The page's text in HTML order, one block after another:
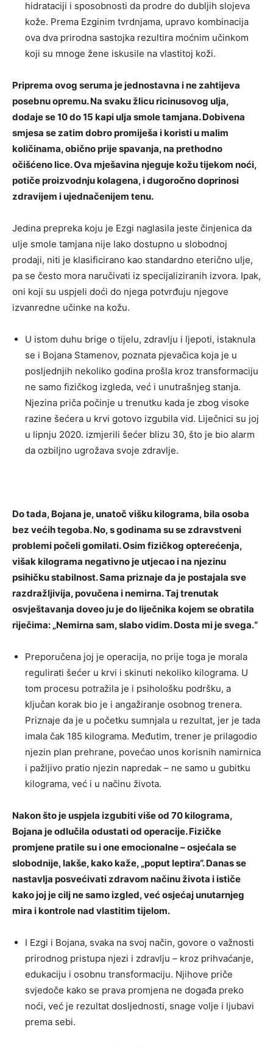
hidrataciji i sposobnosti da prodre do dubljih slojeva
kože. Prema Ezginim tvrdnjama, upravo kombinacija
ova dva prirodna sastojka rezultira moćnim učinkom
koji su mnoge žene iskusile na vlastitoj koži.
Priprema ovog seruma je jednostavna i ne zahtijeva
posebnu opremu. Na svaku žlicu ricinusovog ulja,
dodaje se 10 do 15 kapi ulja smole tamjana. Dobivena
smjesa se zatim dobro promiješa i koristi u malim
količinama, obično prije spavanja, na prethodno
očišćeno lice. Ova mješavina njeguje kožu tijekom noći,
potiče proizvodnju kolagena, i dugoročno doprinosi
zdravijem i ujednačenijem tenu.
Jedina prepreka koju je Ezgi naglasila jeste činjenica da
ulje smole tamjana nije lako dostupno u slobodnoj
prodaji, niti je klasificirano kao standardno eterično ulje,
pa se često mora naručivati iz specijaliziranih izvora. Ipak,
oni koji su uspjeli doći do njega potvrđuju njegove
izvanredne učinke na kožu.
U istom duhu brige o tijelu, zdravlju i ljepoti, istaknula
se i Bojana Stamenov, poznata pjevačica koja je u
posljednjih nekoliko godina prošla kroz transformaciju
ne samo fizičkog izgleda, već i unutrašnjeg stanja.
Njezina priča počinje u trenutku kada je zbog visoke
razine šećera u krvi gotovo izgubila vid. Liječnici su joj
u lipnju 2020. izmjerili šećer blizu 30, što je bio alarm
da ozbiljno ugrožava svoje zdravlje.
Do tada, Bojana je, unatoč višku kilograma, bila osoba
bez većih tegoba. No, s godinama su se zdravstveni
problemi počeli gomilati. Osim fizičkog opterećenja,
višak kilograma negativno je utjecao i na njezinu
psihičku stabilnost. Sama priznaje da je postajala sve
razdražljivija, povučena i nemirna. Taj trenutak
osvještavanja doveo ju je do liječnika kojem se obratila
riječima: „Nemirna sam, slabo vidim. Dosta mi je svega.“
Preporučena joj je operacija, no prije toga je morala
regulirati šećer u krvi i skinuti nekoliko kilograma. U
tom procesu potražila je i psihološku podršku, a
ključan korak bio je i angažiranje osobnog trenera.
Priznaje da je u početku sumnjala u rezultat, jer je tada
imala čak 185 kilograma. Međutim, trener je prilagodio
njezin plan prehrane, povećao unos korisnih namirnica
i pažljivo pratio njezin napredak – ne samo u gubitku
kilograma, već i u načinu života.
Nakon što je uspjela izgubiti više od 70 kilograma,
Bojana je odlučila odustati od operacije. Fizičke
promjene pratile su i one emocionalne – osjećala se
slobodnije, lakše, kako kaže, „poput leptira“. Danas se
nastavlja posvećivati zdravom načinu života i ističe
kako joj je cilj ne samo izgled, već osjećaj unutarnjeg
mira i kontrole nad vlastitim tijelom.
I Ezgi i Bojana, svaka na svoj način, govore o važnosti
prirodnog pristupa njezi i zdravlju – kroz prihvaćanje,
edukaciju i osobnu transformaciju. Njihove priče
svjedoče kako se prava promjena ne događa preko
noći, već je rezultat dosljednosti, snage volje i ljubavi
prema sebi.